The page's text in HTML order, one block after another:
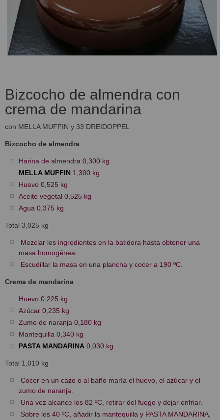
Bizcocho de almendra con
crema de mandarina
con MELLA MUFFIN y 33 DREIDOPPEL
Bizcocho de almendra
Harina de almendra 0,300 kg
MELLA MUFFIN 1,300 kg
Huevo 0,525 kg
Aceite vegetal 0,525 kg
Agua 0,375 kg
Total 3,025 kg
Mezclar los ingredientes en la batidora hasta obtener una
masa homogénea.
Escudillar la masa en una plancha y cocer a 190 ºC.
Crema de mandarina
Huevo 0,225 kg
Azúcar 0,235 kg
Zumo de naranja 0,180 kg
Mantequilla 0,340 kg
PASTA MANDARINA 0,030 kg
Total 1,010 kg
Cocer en un cazo o al baño maría el huevo, el azúcar y el
zumo de naranja.
Una vez alcance los 82 ºC, retirar del fuego y dejar enfriar.
Sobre los 40 ºC, añadir la mantequilla y PASTA MANDARINA,